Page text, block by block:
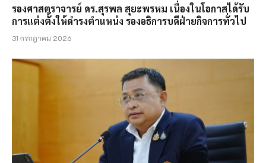
รองศาสตราจารย์ ดร.สุรพล สุยะพรหม เนื่องในโอกาสได้รับ
การแต่งตั้งให้ดำรงตำแหน่ง รองอธิการบดีฝ่ายกิจการทั่วไป
31 กรกฎาคม 2026